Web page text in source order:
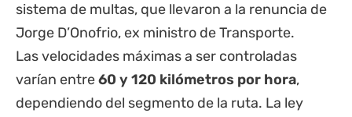
sistema de multas, que llevaron a la renuncia de
Jorge D’Onofrio, ex ministro de Transporte.
Las velocidades máximas a ser controladas
varían entre60 y 120 kilómetros por hora,
dependiendo del segmento de la ruta. La ley